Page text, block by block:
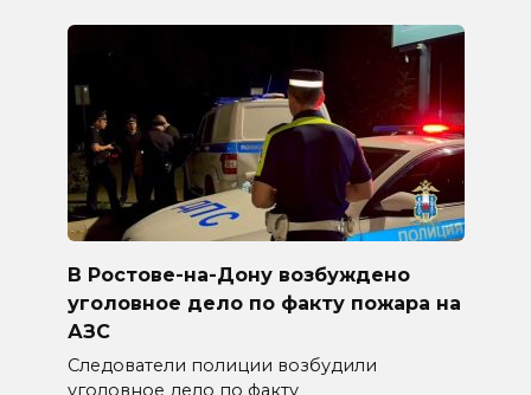
В Ростове-на-Дону возбуждено
уголовное дело по факту пожара на
АЗС
Следователи полиции возбудили
уголовное дело по факту